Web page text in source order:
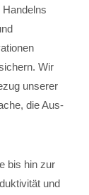
Wir
unserer
die Aus-
bis hin zur
und